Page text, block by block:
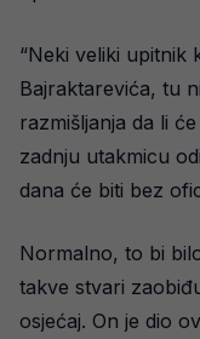
“Neki veliki upitnik
Bajraktarevića, tu
razmišljanja da li
zadnju utakmicu
dana će biti bez
Normalno, to bi
takve stvari
osjećaj. On je dio